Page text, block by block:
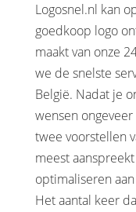
Logosnel.nl kan
goedkoop logo
maakt van onze
we de snelste
België. Nadat je
wensen
twee voorstellen
meest
optimaliseren
Het aantal keer